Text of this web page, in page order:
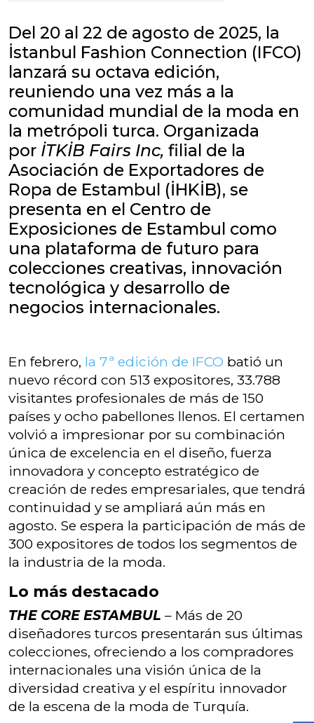
Del 20 al 22 de agosto de 2025, la
İstanbul Fashion Connection (IFCO)
lanzará su octava edición,
reuniendo una vez más a la
comunidad mundial de la moda en
la metrópoli turca. Organizada
por İTKİB Fairs Inc, filial de la
Asociación de Exportadores de
Ropa de Estambul (İHKİB), se
presenta en el Centro de
Exposiciones de Estambul como
una plataforma de futuro para
colecciones creativas, innovación
tecnológica y desarrollo de
negocios internacionales.
En febrero, la 7ª edición de IFCO batió un
nuevo récord con 513 expositores, 33.788
visitantes profesionales de más de 150
países y ocho pabellones llenos. El certamen
volvió a impresionar por su combinación
única de excelencia en el diseño, fuerza
innovadora y concepto estratégico de
creación de redes empresariales, que tendrá
continuidad y se ampliará aún más en
agosto. Se espera la participación de más de
300 expositores de todos los segmentos de
la industria de la moda.
Lo más destacado
THE CORE ESTAMBUL – Más de 20
diseñadores turcos presentarán sus últimas
colecciones, ofreciendo a los compradores
internacionales una visión única de la
diversidad creativa y el espíritu innovador
de la escena de la moda de Turquía.